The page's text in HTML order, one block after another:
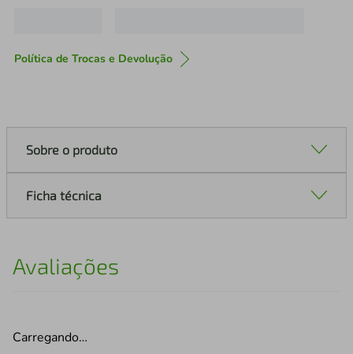
Política de Trocas e Devolução
Sobre o produto
Ficha técnica
Avaliações
Carregando…